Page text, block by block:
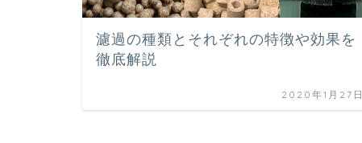
濾過の種類とそれぞれの特徴や効果を
徹底解説
2020年1月27日